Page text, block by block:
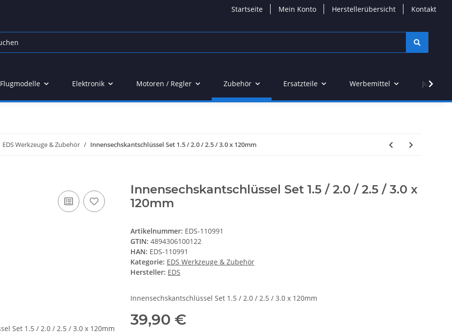
Startseite Mein Konto Herstellerübersicht Kontakt
Flugmodelle Elektronik Motoren / Regler Zubehör Ersatzteile Werbemittel Junior
EDS Werkzeuge & Zubehör Innensechskantschlüssel Set 1.5 / 2.0 / 2.5 / 3.0 x 120mm
Innensechskantschlüssel Set 1.5 / 2.0 / 2.5 / 3.0 x
120mm
Artikelnummer: EDS-110991
GTIN: 4894306100122
HAN: EDS-110991
Kategorie: EDS Werkzeuge & Zubehör
Hersteller: EDS
Innensechskantschlüssel Set 1.5 / 2.0 / 2.5 / 3.0 x 120mm
39,90 €